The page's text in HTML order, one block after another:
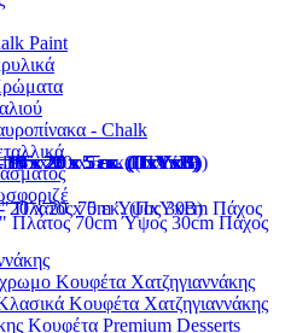
Paint
- Chalk
Κουφέτα Χατζηγιαννάκης
Κουφέτα Χατζηγιαννάκης
Κουφέτα Premium Desserts